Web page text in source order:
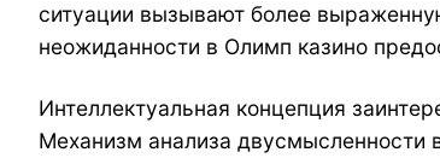
ситуации вызывают более
неожиданности в Олимп казино
Интеллектуальная концепция
Механизм анализа двусмысленности